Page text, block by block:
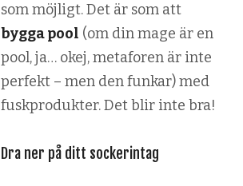
som möjligt. Det är som att
bygga pool (om din mage är en
pool, ja… okej, metaforen är inte
perfekt – men den funkar) med
fuskprodukter. Det blir inte bra!
Dra ner på ditt sockerintag